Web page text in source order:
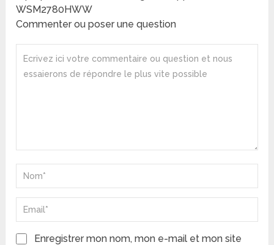
WSM2780HWW
Commenter ou poser une question
Enregistrer mon nom, mon e-mail et mon site